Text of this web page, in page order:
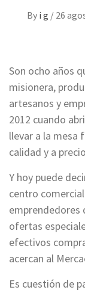
By i g / 26
Son ocho años
misionera,
artesanos y
2012 cuando
llevar a la mesa
calidad y a
Y hoy puede
centro
emprendedores
ofertas
efectivos
acercan al
Es cuestión de